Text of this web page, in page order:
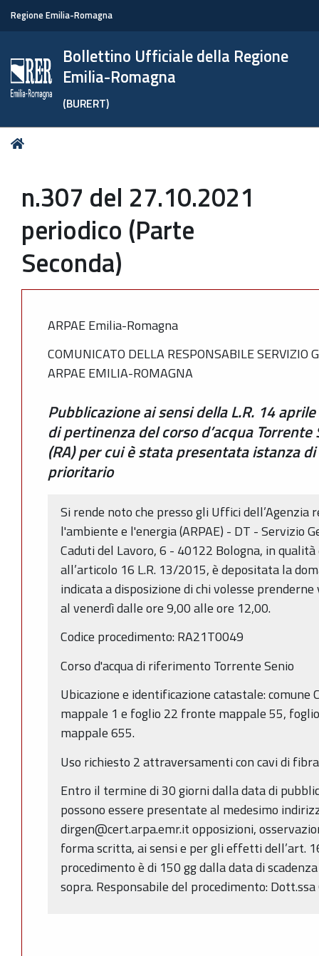
Regione Emilia-Romagna
Bollettino Ufficiale della Regione
Emilia-Romagna
(BURERT)
Tu
n.307 del 27.10.2021
periodico (Parte
Seconda)
ARPAE Emilia-Romagna
COMUNICATO DELLA RESPONSABILE SERVIZIO
ARPAE EMILIA-ROMAGNA
Pubblicazione ai sensi della L.R. 14
di pertinenza del corso d’acqua
(RA) per cui è stata presentata istanza
prioritario
Si rende noto che presso gli Uffici dell’Agenzia
l'ambiente e l'energia (ARPAE) - DT - Servizio
Caduti del Lavoro, 6 - 40122 Bologna, in
all’articolo 16 L.R. 13/2015, è depositata la
indicata a disposizione di chi volesse
al venerdì dalle ore 9,00 alle ore 12,00.
Codice procedimento: RA21T0049
Corso d'acqua di riferimento Torrente Senio
Ubicazione e identificazione catastale:
mappale 1 e foglio 22 fronte mappale 55,
mappale 655.
Uso richiesto 2 attraversamenti con cavi di
Entro il termine di 30 giorni dalla data di
possono essere presentate al medesimo
dirgen@cert.arpa.emr.it opposizioni,
forma scritta, ai sensi e per gli effetti dell’art.
procedimento è di 150 gg dalla data di
sopra. Responsabile del procedimento: Dott.ssa